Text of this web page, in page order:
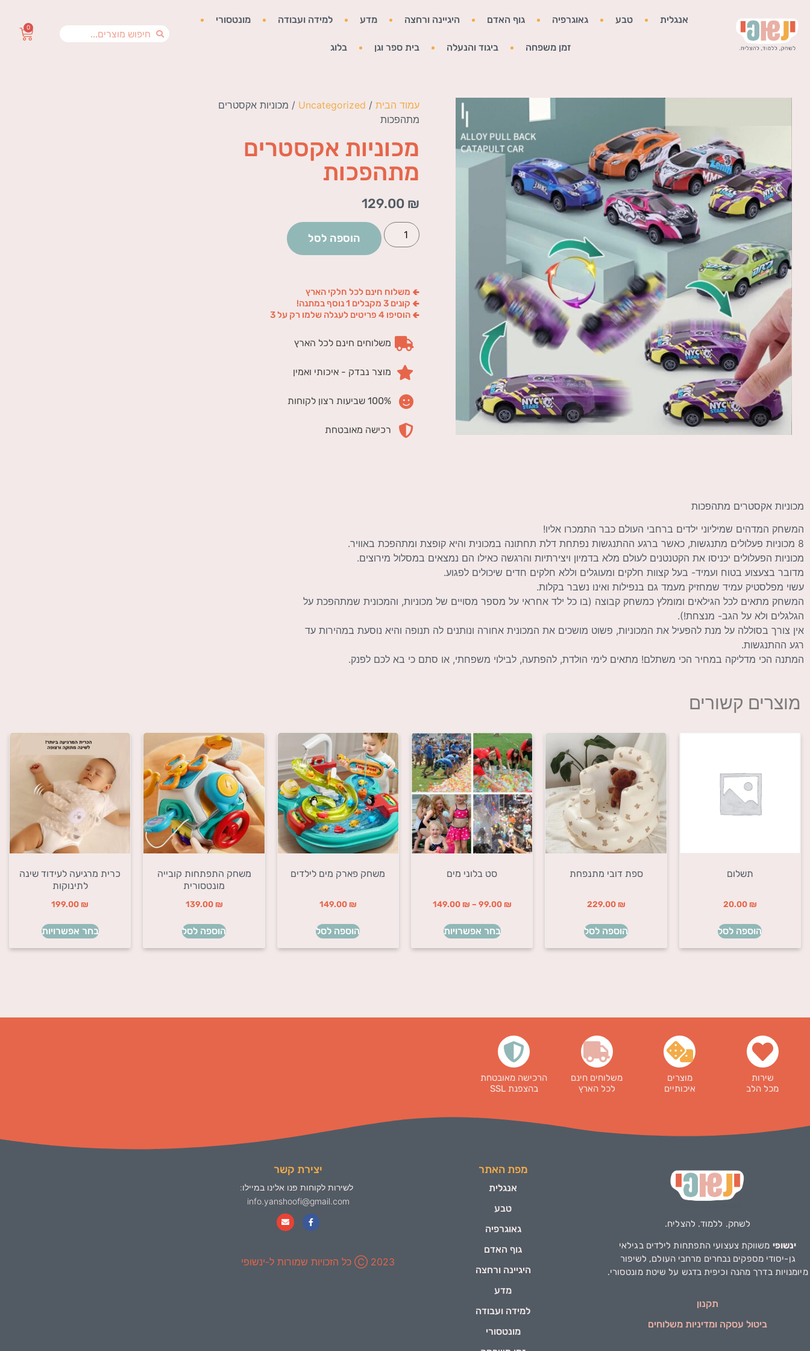
אנגלית טבע גאוגרפיה גוף האדם היגיינה ורחצה מדע למידה ועבודה מונטסורי
זמן משפחה ביגוד והנעלה בית ספר וגן בלוג
0
עמוד הבית /
Uncategorized / מכוניות אקסטרים
מתהפכות
מכוניות אקסטרים
מתהפכות
129.00 ₪
הוספה לסל
🢀 משלוח חינם לכל חלקי הארץ
🢀 קונים 3 מקבלים 1 נוסף במתנה!
🢀 הוסיפו 4 פריטים לעגלה שלמו רק על 3
משלוחים חינם לכל הארץ
מוצר נבדק - איכותי ואמין
100% שביעות רצון לקוחות
רכישה מאובטחת
מכוניות אקסטרים מתהפכות
המשחק המדהים שמיליוני ילדים ברחבי העולם כבר התמכרו אליו!
8 מכוניות פעלולים מתנגשות, כאשר ברגע ההתנגשות נפתחת דלת תחתונה במכונית והיא קופצת ומתהפכת באוויר.
מכוניות הפעלולים יכניסו את הקטנטנים לעולם מלא בדמיון ויצירתיות והרגשה כאילו הם נמצאים במסלול מירוצים.
מדובר בצעצוע בטוח ועמיד- בעל קצוות חלקים ומעוגלים וללא חלקים חדים שיכולים לפגוע.
עשוי מפלסטיק עמיד שמחזיק מעמד גם בנפילות ואינו נשבר בקלות.
המשחק מתאים לכל הגילאים ומומלץ כמשחק קבוצה (בו כל ילד אחראי על מספר מסויים של מכוניות, והמכונית שמתהפכת על
הגלגלים ולא על הגב- מנצחת!).
אין צורך בסוללה על מנת להפעיל את המכוניות, פשוט מושכים את המכונית אחורה ונותנים לה תנופה והיא נוסעת במהירות עד
רגע ההתנגשות.
המתנה הכי מדליקה במחיר הכי משתלם! מתאים לימי הולדת, להפתעה, לבילוי משפחתי, או סתם כי בא לכם לפנק.
מוצרים קשורים
תשלום
20.00 ₪
הוספה לסל
ספת דובי מתנפחת
229.00 ₪
הוספה לסל
סט בלוני מים
99.00 ₪
–
149.00 ₪
בחר אפשרויות
משחק פארק מים לילדים
149.00 ₪
הוספה לסל
משחק התפתחות קובייה
מונטסורית
139.00 ₪
הוספה לסל
כרית מרגיעה לעידוד שינה
לתינוקות
199.00 ₪
בחר אפשרויות
שירות
מכל הלב
מוצרים
איכותיים
משלוחים חינם
לכל הארץ
הרכישה מאובטחת
בהצפנת SSL
לשחק. ללמוד. להצליח.
ינשופי משווקת צעצועי התפתחות לילדים בגילאי
גן-יסודי מספקים נבחרים מרחבי העולם, לשיפור
מיומנויות בדרך מהנה וכיפית בדגש על שיטת מונטסורי.
תקנון
ביטול עסקה ומדיניות משלוחים
מפת האתר
אנגלית
טבע
גאוגרפיה
גוף האדם
היגיינה ורחצה
מדע
למידה ועבודה
מונטסורי
יצירת קשר
לשירות לקוחות פנו אלינו במיילו:
info.yanshoofi@gmail.com
2023 Ⓒ כל הזכויות שמורות ל-ינשופי